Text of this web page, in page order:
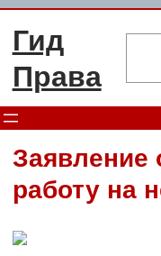
Перейти
содержимому
Гид
Права
Заявление
работу на